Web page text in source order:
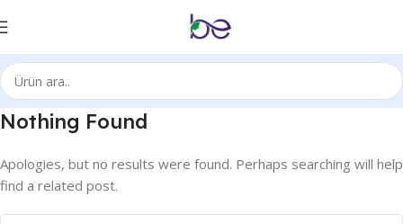
Nothing Found
Apologies, but no results were found. Perhaps searching will help
find a related post.